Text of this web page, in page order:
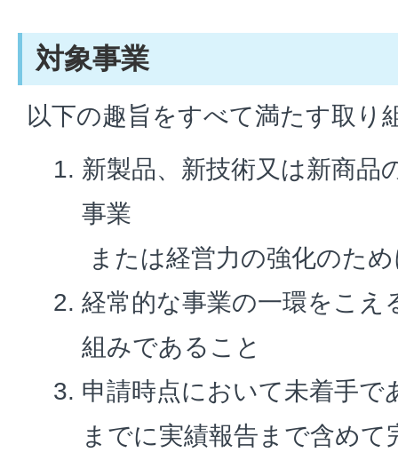
対象事業
以下の趣旨をすべて満たす取り
新製品、新技術又は新商品
事業
または経営力の強化のた
経常的な事業の一環をこえ
組みであること
申請時点において未着手で
までに実績報告まで含めて